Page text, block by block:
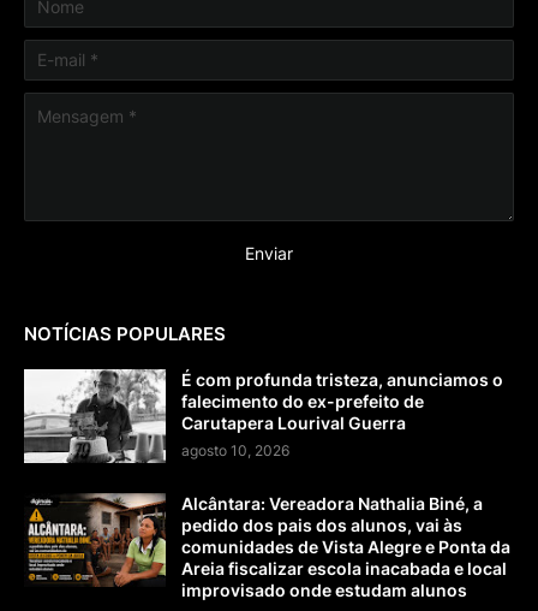
NOTÍCIAS POPULARES
É com profunda tristeza, anunciamos o
falecimento do ex-prefeito de
Carutapera Lourival Guerra
agosto 10, 2026
Alcântara: Vereadora Nathalia Biné, a
pedido dos pais dos alunos, vai às
comunidades de Vista Alegre e Ponta da
Areia fiscalizar escola inacabada e local
improvisado onde estudam alunos